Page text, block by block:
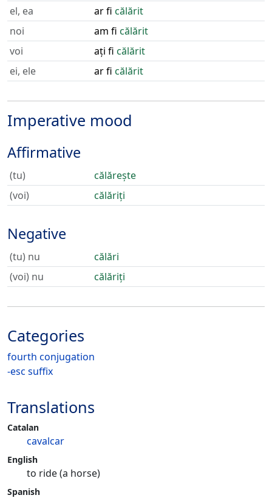
el, ea
ar fi călărit
noi
am fi călărit
voi
ați fi călărit
ei, ele
ar fi călărit
Imperative mood
Affirmative
(tu)
călărește
(voi)
călăriți
Negative
(tu) nu
călări
(voi) nu
călăriți
Categories
fourth conjugation
-esc suffix
Translations
Catalan
cavalcar
English
to ride (a horse)
Spanish